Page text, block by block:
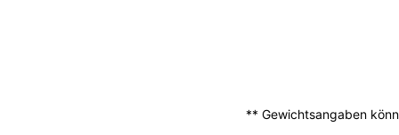
** Gewichtsangaben